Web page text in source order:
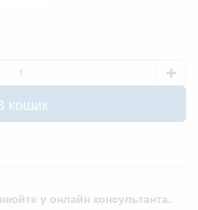
кошик
у онлайн консультанта.